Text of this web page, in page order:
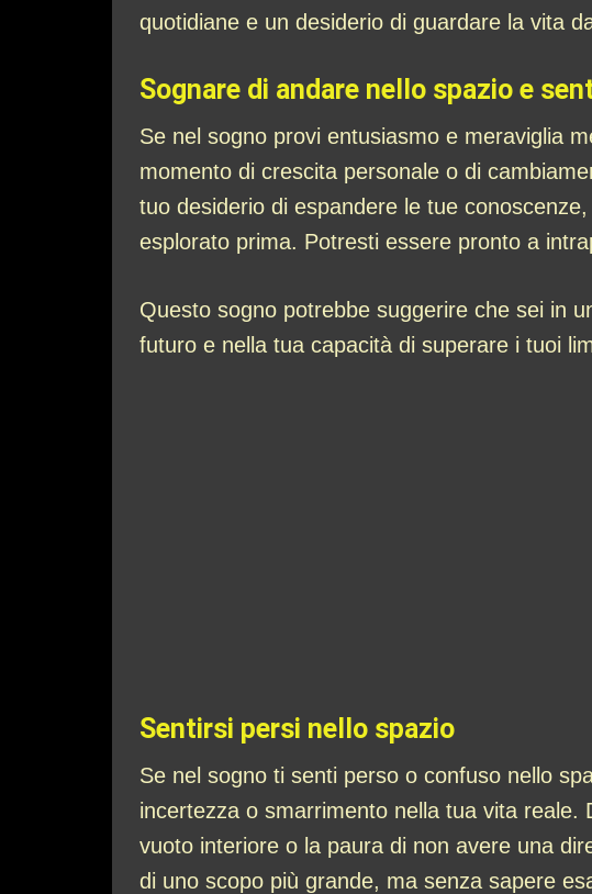
quotidiane e un desiderio di guardare la vita
Sognare di andare nello spazio e
Se nel sogno provi entusiasmo e meraviglia
momento di crescita personale o di
tuo desiderio di espandere le tue
esplorato prima. Potresti essere pronto a
Questo sogno potrebbe suggerire che sei in
futuro e nella tua capacità di superare i tuoi
Sentirsi persi nello spazio
Se nel sogno ti senti perso o confuso nello
incertezza o smarrimento nella tua vita
vuoto interiore o la paura di non avere una
di uno scopo più grande, ma senza sapere